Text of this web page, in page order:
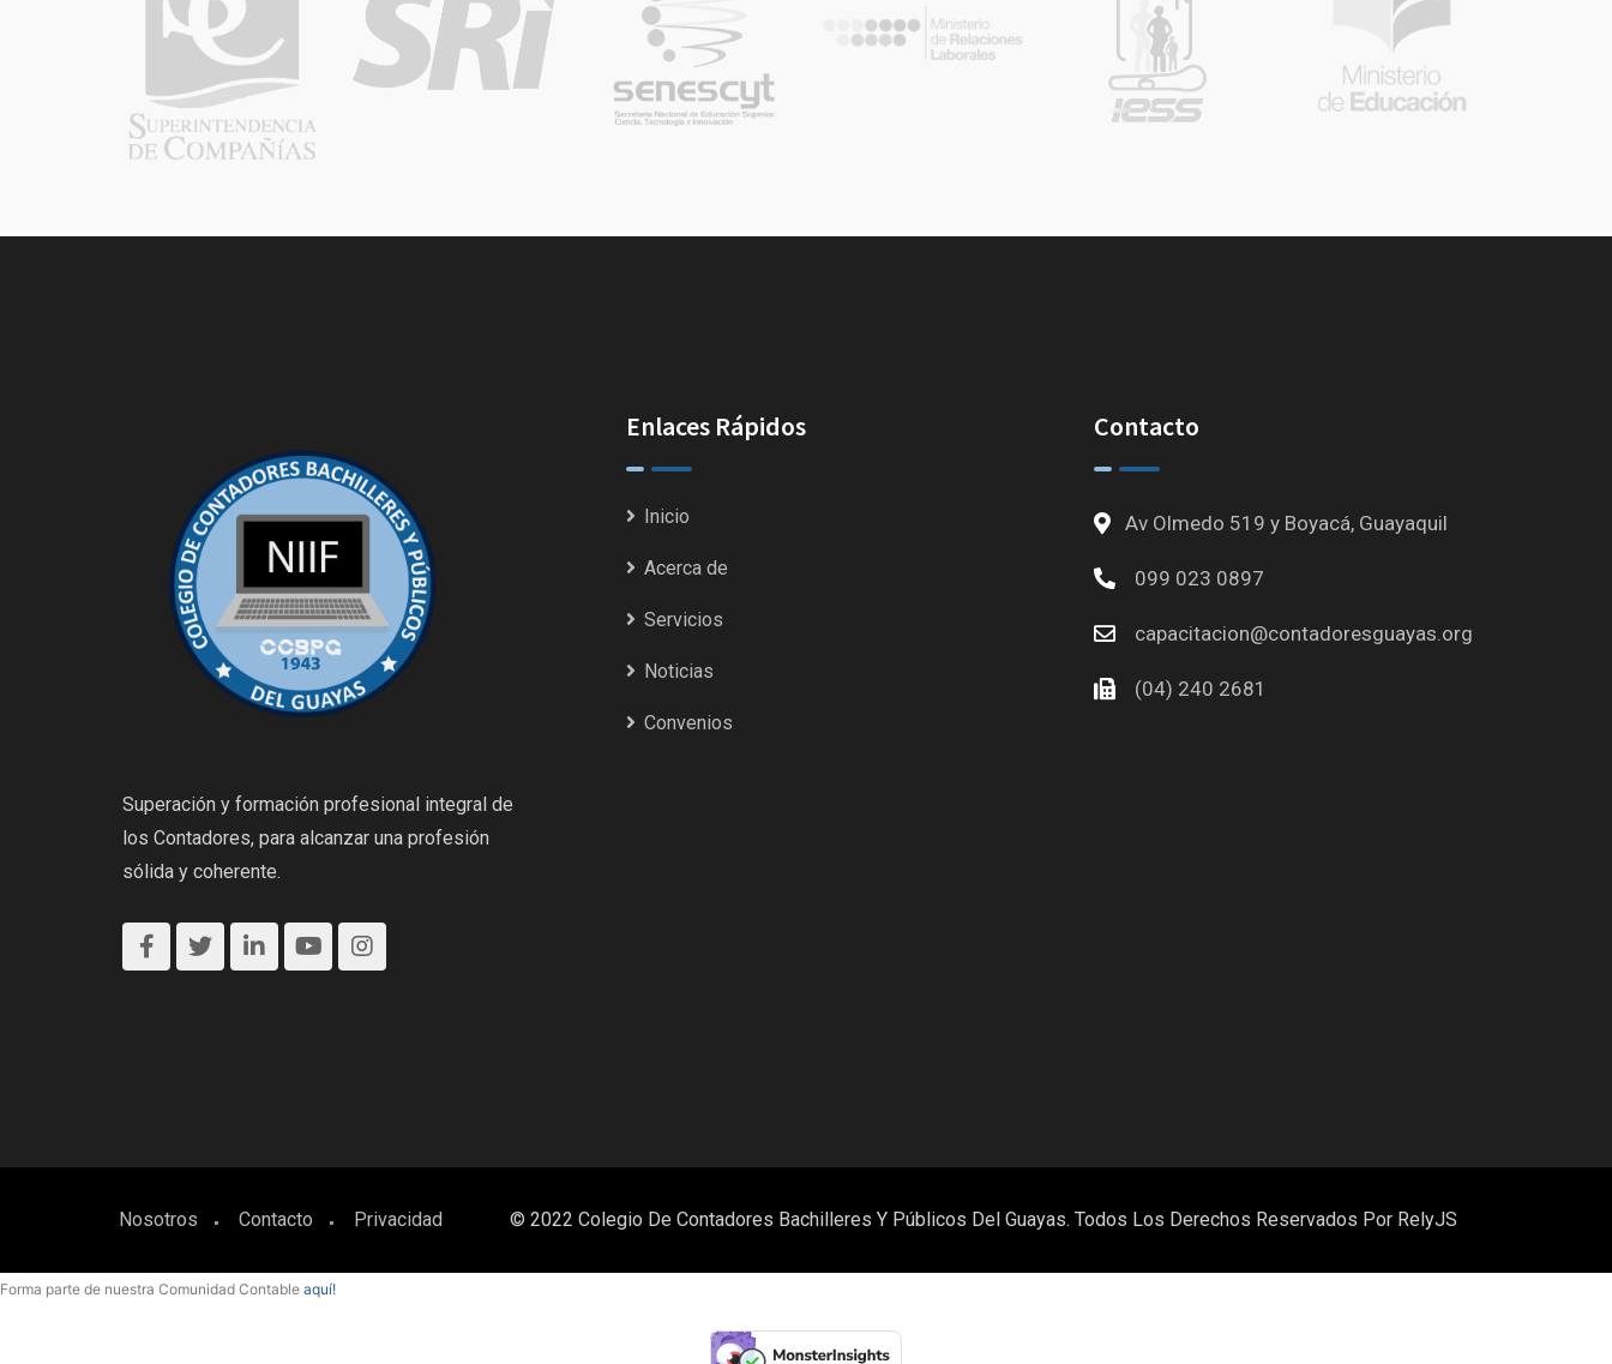
Superación y formación profesional integral de
los Contadores, para alcanzar una profesión
sólida y coherente.
Enlaces Rápidos
Inicio
Acerca de
Servicios
Noticias
Convenios
Contacto
Av Olmedo 519 y Boyacá, Guayaquil
099 023 0897
capacitacion@contadoresguayas.org
(04) 240 2681
Nosotros Contacto Privacidad © 2022 Colegio De Contadores Bachilleres Y Públicos Del Guayas. Todos Los Derechos Reservados Por RelyJS
Forma parte de nuestra Comunidad Contable aquí!